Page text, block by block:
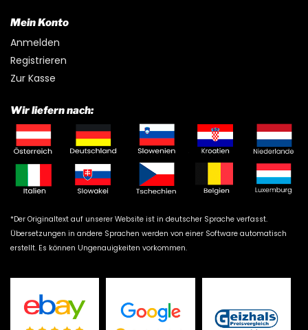
Mein Konto
Anmelden
Registrieren
Zur Kasse
Wir liefern nach:
*Der Originaltext auf unserer Website ist in deutscher Sprache verfasst.
Übersetzungen in andere Sprachen werden von einer Software automatisch
erstellt. Es können Ungenauigkeiten vorkommen.